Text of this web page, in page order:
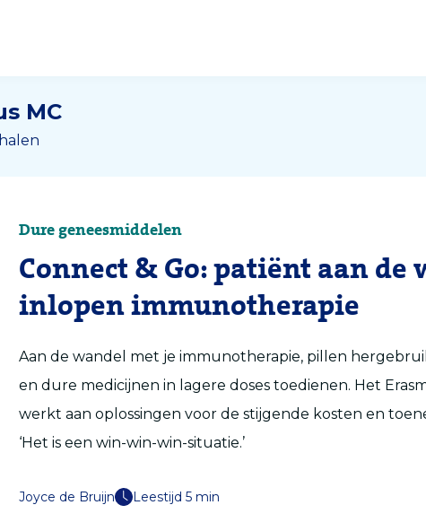
MC
Dure geneesmiddelen
Connect & Go: patiënt aan de
inlopen immunotherapie
Aan de wandel met je immunotherapie, pillen
en dure medicijnen in lagere doses toedienen. Het
werkt aan oplossingen voor de stijgende kosten en
‘Het is een win-win-win-situatie.’
Joyce de Bruijn Leestijd 5 min